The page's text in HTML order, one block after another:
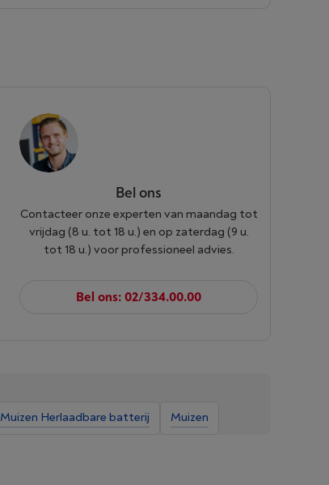
Bel ons
Contacteer onze experten van maandag tot
vrijdag (8 u. tot 18 u.) en op zaterdag (9 u.
tot 18 u.) voor professioneel advies.
Bel ons: 02/334.00.00
Muizen Herlaadbare batterij Muizen